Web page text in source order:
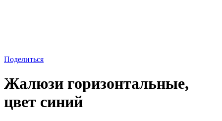
Поделиться
Жалюзи горизонтальные,
цвет синий